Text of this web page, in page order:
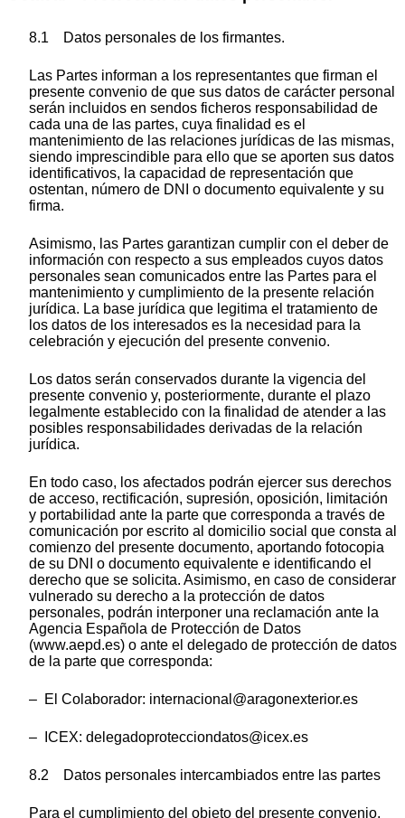
8.1 Datos personales de los firmantes.
Las Partes informan a los representantes que firman el
presente convenio de que sus datos de carácter personal
serán incluidos en sendos ficheros responsabilidad de
cada una de las partes, cuya finalidad es el
mantenimiento de las relaciones jurídicas de las mismas,
siendo imprescindible para ello que se aporten sus datos
identificativos, la capacidad de representación que
ostentan, número de DNI o documento equivalente y su
firma.
Asimismo, las Partes garantizan cumplir con el deber de
información con respecto a sus empleados cuyos datos
personales sean comunicados entre las Partes para el
mantenimiento y cumplimiento de la presente relación
jurídica. La base jurídica que legitima el tratamiento de
los datos de los interesados es la necesidad para la
celebración y ejecución del presente convenio.
Los datos serán conservados durante la vigencia del
presente convenio y, posteriormente, durante el plazo
legalmente establecido con la finalidad de atender a las
posibles responsabilidades derivadas de la relación
jurídica.
En todo caso, los afectados podrán ejercer sus derechos
de acceso, rectificación, supresión, oposición, limitación
y portabilidad ante la parte que corresponda a través de
comunicación por escrito al domicilio social que consta al
comienzo del presente documento, aportando fotocopia
de su DNI o documento equivalente e identificando el
derecho que se solicita. Asimismo, en caso de considerar
vulnerado su derecho a la protección de datos
personales, podrán interponer una reclamación ante la
Agencia Española de Protección de Datos
(www.aepd.es) o ante el delegado de protección de datos
de la parte que corresponda:
– El Colaborador: internacional@aragonexterior.es
– ICEX: delegadoprotecciondatos@icex.es
8.2 Datos personales intercambiados entre las partes
Para el cumplimiento del objeto del presente convenio,